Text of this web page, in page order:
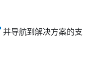
并导航到解决方案的支